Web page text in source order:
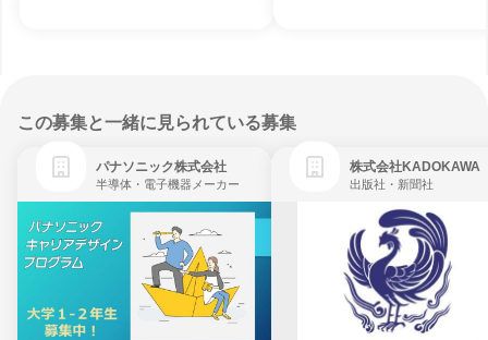
この募集と一緒に見られている募集
パナソニック株式会社
半導体・電子機器メーカー
株式会社KADOKAWA
出版社・新聞社